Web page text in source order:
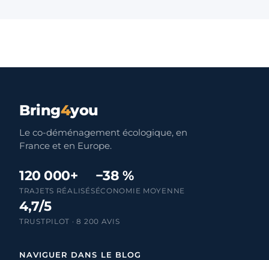
Bring4you
Le co-déménagement écologique, en
France et en Europe.
120 000+
TRAJETS RÉALISÉS
−38 %
ÉCONOMIE MOYENNE
4,7/5
TRUSTPILOT · 8 200 AVIS
NAVIGUER DANS LE BLOG